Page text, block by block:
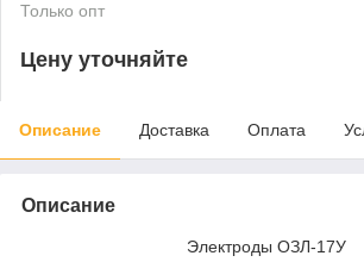
Только опт
Цену уточняйте
Описание Доставка Оплата
Описание
Электроды ОЗЛ-17У